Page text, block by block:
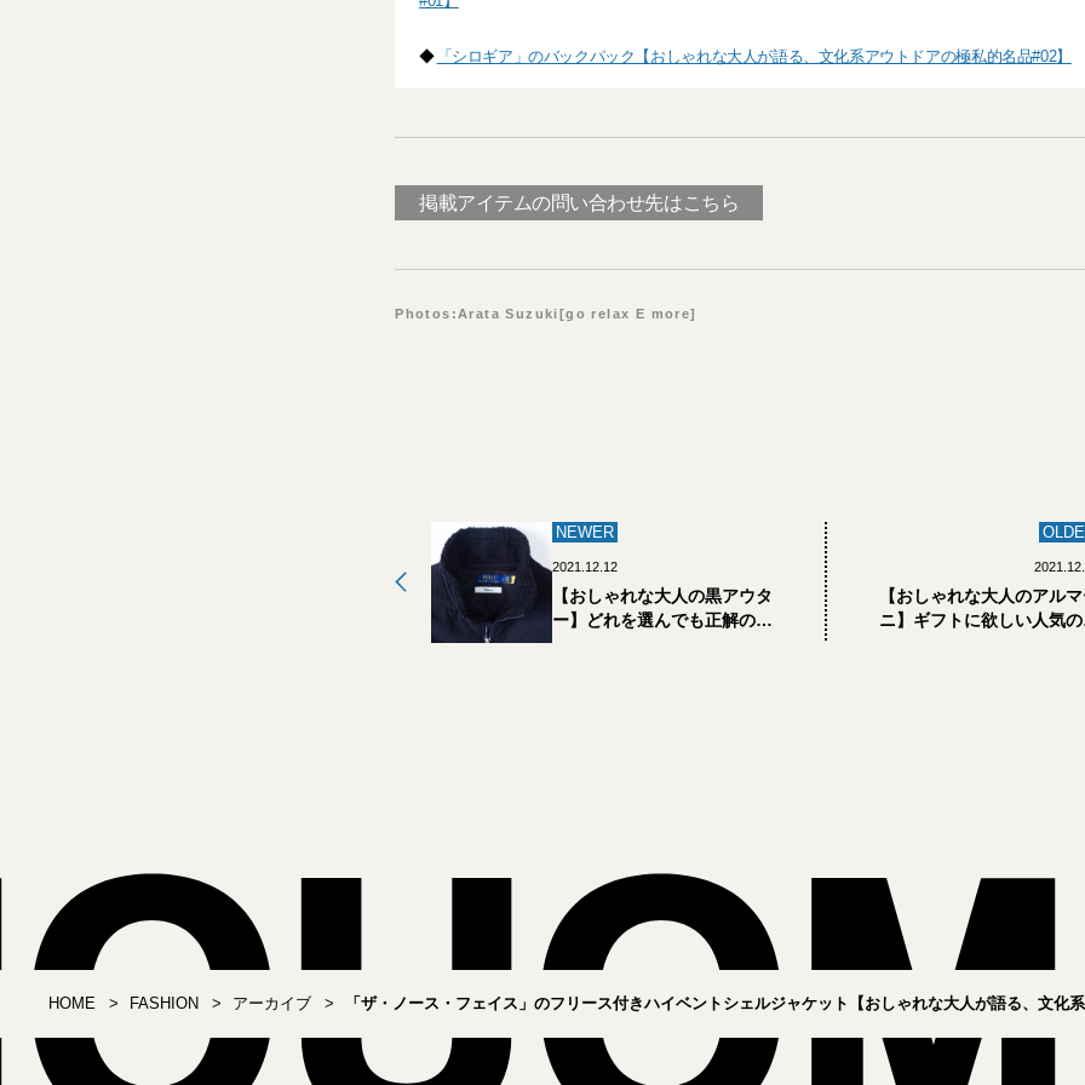
◆ 「シロギア」のバックパック【おしゃれな大人が語る、文化系アウトドアの極私的名品#02】
掲載アイテムの問い合わせ先はこちら
Photos:Arata Suzuki[go relax E more]
NEWER
2021.12.12
【おしゃれな大人の黒アウタ
ー】どれを選んでも正解の別
【おしゃれな大人のアル
ニ】ギフトに欲しい人気
HOME FASHION アーカイブ 「ザ・ノース・フェイス」のフリース付きハイベントシェルジャケット【おしゃれな大人が語る、文化